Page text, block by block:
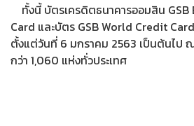
ทั้งนี้ บัตรเครดิตธนาคารออมสิน
Card และบัตร GSB World Credit
ตั้งแต่วันที่ 6 มกราคม 2563 เป็นต้นไป
กว่า 1,060 แห่งทั่วประเทศ